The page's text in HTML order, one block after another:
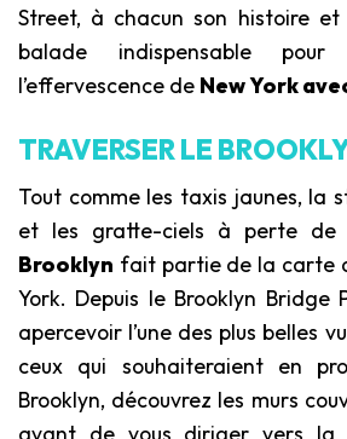
Street, à chacun son histoire
balade indispensable
l’effervescence de New York
TRAVERSER LE
Tout comme les taxis jaunes, la
et les gratte-ciels à perte de
Brooklyn fait partie de la carte
York. Depuis le Brooklyn Bridge
apercevoir l’une des plus belles
ceux qui souhaiteraient en
Brooklyn, découvrez les murs